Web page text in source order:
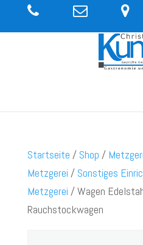
Startseite / Shop /
Metzgerei / Sonstiges
Metzgerei / Wagen
Rauchstockwagen